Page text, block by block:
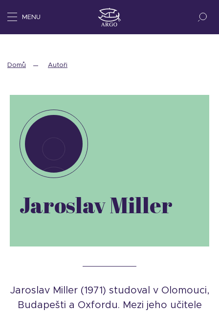
MENU
Domů Autoři
Jaroslav Miller
Jaroslav Miller (1971) studoval v Olomouci,
Budapešti a Oxfordu. Mezi jeho učitele